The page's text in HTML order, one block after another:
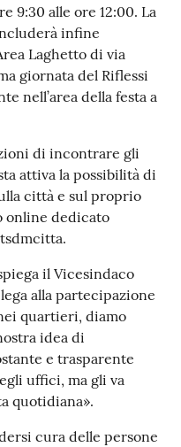
9:30 alle ore 12:00. La
infine
Laghetto di via
giornata del Riflessi
nell’area della festa a
di incontrare gli
attiva la possibilità di
città e sul proprio
online dedicato
il Vicesindaco
alla partecipazione
quartieri, diamo
idea di
e trasparente
uffici, ma gli va
quotidiana».
cura delle persone